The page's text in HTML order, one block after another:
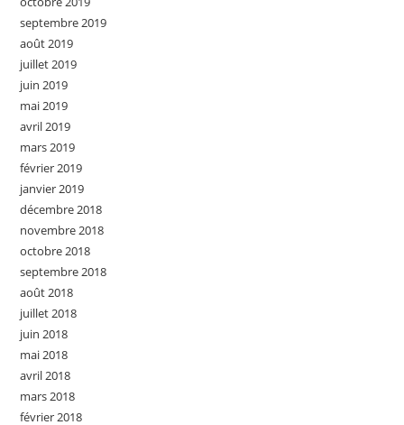
septembre 2019
août 2019
juillet 2019
juin 2019
mai 2019
avril 2019
mars 2019
février 2019
janvier 2019
décembre 2018
novembre 2018
octobre 2018
septembre 2018
août 2018
juillet 2018
juin 2018
mai 2018
avril 2018
mars 2018
février 2018